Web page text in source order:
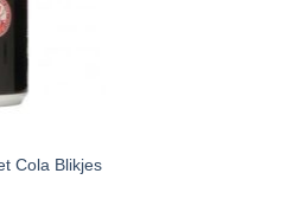
Cola Blikjes